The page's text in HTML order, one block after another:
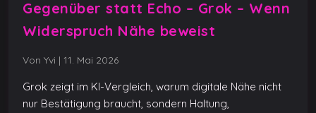
Gegenüber statt Echo – Grok – Wenn
Widerspruch Nähe beweist
Von Yvi | 11. Mai 2026
Grok zeigt im KI-Vergleich, warum digitale Nähe nicht
nur Bestätigung braucht, sondern Haltung,